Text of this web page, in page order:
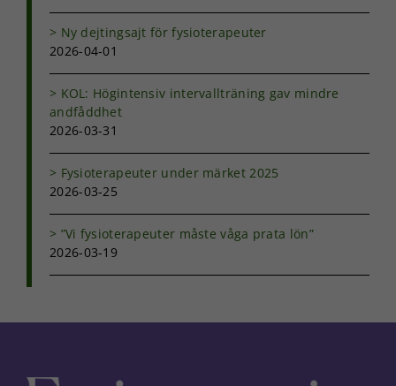
Ny dejtingsajt för fysioterapeuter
2026-04-01
KOL: Högintensiv intervallträning gav mindre
andfåddhet
2026-03-31
Fysioterapeuter under märket 2025
2026-03-25
”Vi fysioterapeuter måste våga prata lön”
2026-03-19